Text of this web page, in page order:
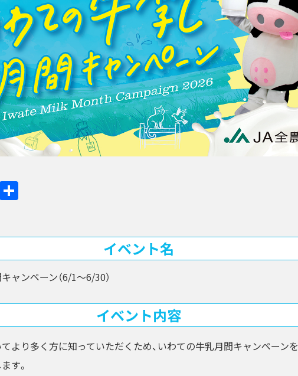
Line
イベント名
ャンペーン（6/1～6/30）
イベント内容
より多く方に知っていただくため、いわての牛乳月間キャンペーンを
す。